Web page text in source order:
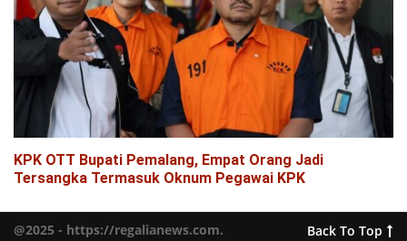
KPK OTT Bupati Pemalang, Empat Orang Jadi
Tersangka Termasuk Oknum Pegawai KPK
@2025 - https://regalianews.com. Back To Top